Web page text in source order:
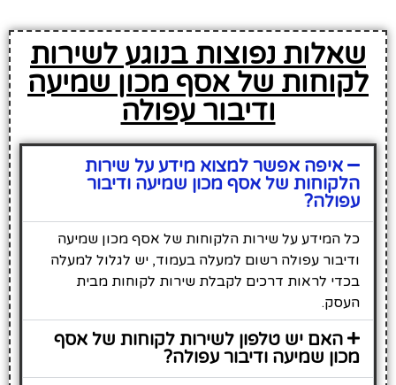
שאלות נפוצות בנוגע לשירות
לקוחות של אסף מכון שמיעה
ודיבור עפולה
איפה אפשר למצוא מידע על שירות
הלקוחות של אסף מכון שמיעה ודיבור
עפולה?
כל המידע על שירות הלקוחות של אסף מכון שמיעה
ודיבור עפולה רשום למעלה בעמוד, יש לגלול למעלה
בכדי לראות דרכים לקבלת שירות לקוחות מבית
העסק.
האם יש טלפון לשירות לקוחות של אסף
מכון שמיעה ודיבור עפולה?